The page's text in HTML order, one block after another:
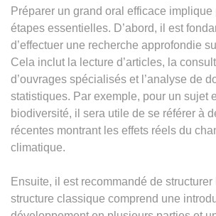
Préparer un grand oral efficace
étapes essentielles. D’abord, il est
d’effectuer une recherche approfondie
Cela inclut la lecture d’articles, la
d’ouvrages spécialisés et l’analyse de
statistiques. Par exemple, pour un sujet
biodiversité, il sera utile de se référer à
récentes montrant les effets réels du
climatique.
Ensuite, il est recommandé de structurer
structure classique comprend une